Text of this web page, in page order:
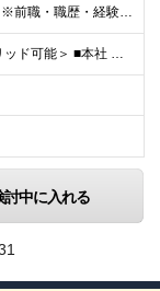
月給431,100円～716,000円 ※前職・職歴・経験・能力を考慮の上、優遇します ※上記給与には月30時間分の固定残業代（81,000円～134,000円）を含みます 超過分は別途支給します
＜出社とリモートのハイブリッド可能＞ ■本社 東京都千代田区外神田2-14-10 第2電波ビル2F ■大阪支店 大阪府大阪市淀川区西中島5-14-22 リクルート新大阪ビル5F ※（変更の範囲）会社の
討中に入れる